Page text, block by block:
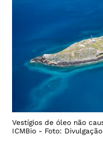
Vestígios de óleo não
ICMBio - Foto: